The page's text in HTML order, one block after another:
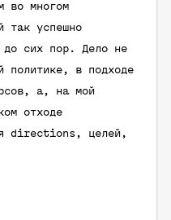
во многом
так успешно
до сих пор. Дело не
политике, в подходе
а, на мой
отходе
directions, целей,